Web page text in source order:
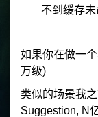
不到缓存未
如果你在做一
万级)
类似的场景我
Suggestion, N